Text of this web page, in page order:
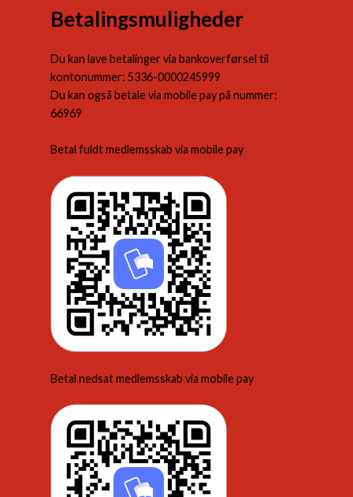
Betalingsmuligheder
Du kan lave betalinger via bankoverførsel til
kontonummer: 5336-0000245999
Du kan også betale via mobile pay på nummer:
66969
Betal fuldt medlemsskab via mobile pay
Betal nedsat medlemsskab via mobile pay